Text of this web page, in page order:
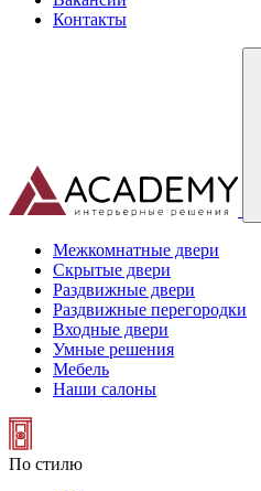
Контакты
Межкомнатные двери
Скрытые двери
Раздвижные двери
Раздвижные перегородки
Входные двери
Умные решения
Мебель
Наши салоны
По стилю